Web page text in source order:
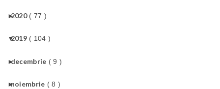
►
2020 ( 77 )
▼
2019 ( 104 )
►
decembrie ( 9 )
►
noiembrie ( 8 )